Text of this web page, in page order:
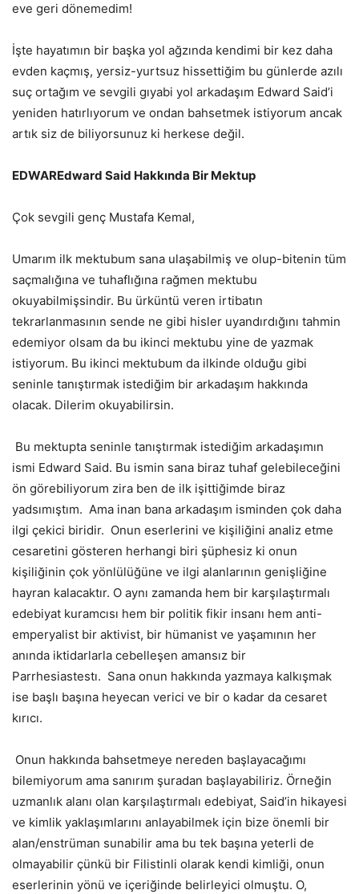
eve geri dönemedim!
İşte hayatımın bir başka yol ağzında kendimi bir kez daha
evden kaçmış, yersiz-yurtsuz hissettiğim bu günlerde azılı
suç ortağım ve sevgili gıyabi yol arkadaşım Edward Said’i
yeniden hatırlıyorum ve ondan bahsetmek istiyorum ancak
artık siz de biliyorsunuz ki herkese değil.
EDWAREdward Said Hakkında Bir Mektup
Çok sevgili genç Mustafa Kemal,
Umarım ilk mektubum sana ulaşabilmiş ve olup-bitenin tüm
saçmalığına ve tuhaflığına rağmen mektubu
okuyabilmişsindir. Bu ürküntü veren irtibatın
tekrarlanmasının sende ne gibi hisler uyandırdığını tahmin
edemiyor olsam da bu ikinci mektubu yine de yazmak
istiyorum. Bu ikinci mektubum da ilkinde olduğu gibi
seninle tanıştırmak istediğim bir arkadaşım hakkında
olacak. Dilerim okuyabilirsin.
Bu mektupta seninle tanıştırmak istediğim arkadaşımın
ismi Edward Said. Bu ismin sana biraz tuhaf gelebileceğini
ön görebiliyorum zira ben de ilk işittiğimde biraz
yadsımıştım. Ama inan bana arkadaşım isminden çok daha
ilgi çekici biridir. Onun eserlerini ve kişiliğini analiz etme
cesaretini gösteren herhangi biri şüphesiz ki onun
kişiliğinin çok yönlülüğüne ve ilgi alanlarının genişliğine
hayran kalacaktır. O aynı zamanda hem bir karşılaştırmalı
edebiyat kuramcısı hem bir politik fikir insanı hem anti-
emperyalist bir aktivist, bir hümanist ve yaşamının her
anında iktidarlarla cebelleşen amansız bir
Parrhesiastestı. Sana onun hakkında yazmaya kalkışmak
ise başlı başına heyecan verici ve bir o kadar da cesaret
kırıcı.
Onun hakkında bahsetmeye nereden başlayacağımı
bilemiyorum ama sanırım şuradan başlayabiliriz. Örneğin
uzmanlık alanı olan karşılaştırmalı edebiyat, Said’in hikayesi
ve kimlik yaklaşımlarını anlayabilmek için bize önemli bir
alan/enstrüman sunabilir ama bu tek başına yeterli de
olmayabilir çünkü bir Filistinli olarak kendi kimliği, onun
eserlerinin yönü ve içeriğinde belirleyici olmuştu. O,